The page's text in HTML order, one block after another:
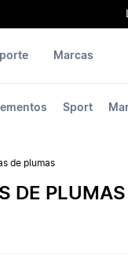
Sport
Marcas
de plumas
DE PLUMAS